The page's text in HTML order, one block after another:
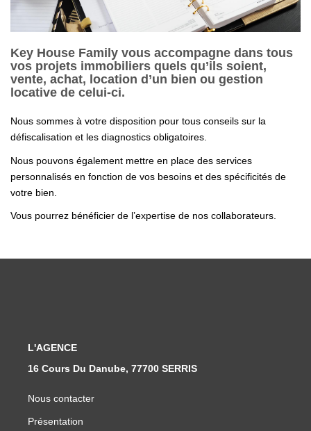
CONTACT
Key House Family vous accompagne dans tous
vos projets immobiliers quels qu’ils soient,
vente, achat, location d’un bien ou gestion
locative de celui-ci.
Nous sommes à votre disposition pour tous conseils sur la
défiscalisation et les diagnostics obligatoires.
Nous pouvons également mettre en place des services
personnalisés en fonction de vos besoins et des spécificités de
votre bien.
Vous pourrez bénéficier de l’expertise de nos collaborateurs.
L'AGENCE
16 Cours Du Danube, 77700 SERRIS
Nous contacter
Présentation